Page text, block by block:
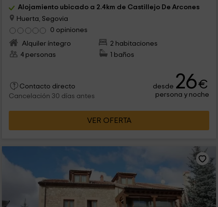
Alojamiento ubicado a 2.4km de Castillejo De Arcones
Huerta, Segovia
0 opiniones
Alquiler íntegro
2 habitaciones
4 personas
1 baños
Contacto directo
Cancelación 30 días antes
desde 26€
persona y noche
VER OFERTA